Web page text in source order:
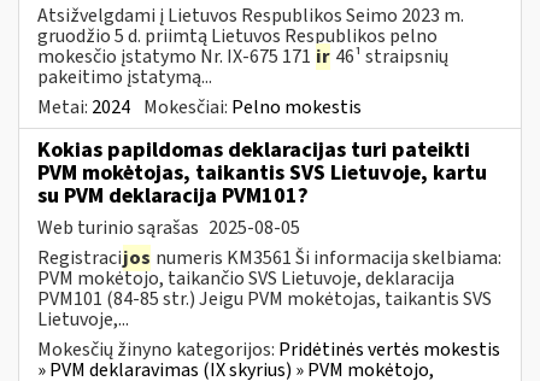
Atsižvelgdami į Lietuvos Respublikos Seimo 2023 m.
gruodžio 5 d. priimtą Lietuvos Respublikos pelno
mokesčio įstatymo Nr. IX-675 171 ir 46¹ straipsnių
pakeitimo įstatymą...
Metai: 2024 Mokesčiai: Pelno mokestis
Kokias papildomas deklaracijas turi pateikti
PVM mokėtojas, taikantis SVS Lietuvoje, kartu
su PVM deklaracija PVM101?
Web turinio sąrašas 2025-08-05
Registracijos numeris KM3561 Ši informacija skelbiama:
PVM mokėtojo, taikančio SVS Lietuvoje, deklaracija
PVM101 (84-85 str.) Jeigu PVM mokėtojas, taikantis SVS
Lietuvoje,...
Mokesčių žinyno kategorijos: Pridėtinės vertės mokestis
» PVM deklaravimas (IX skyrius) » PVM mokėtojo,